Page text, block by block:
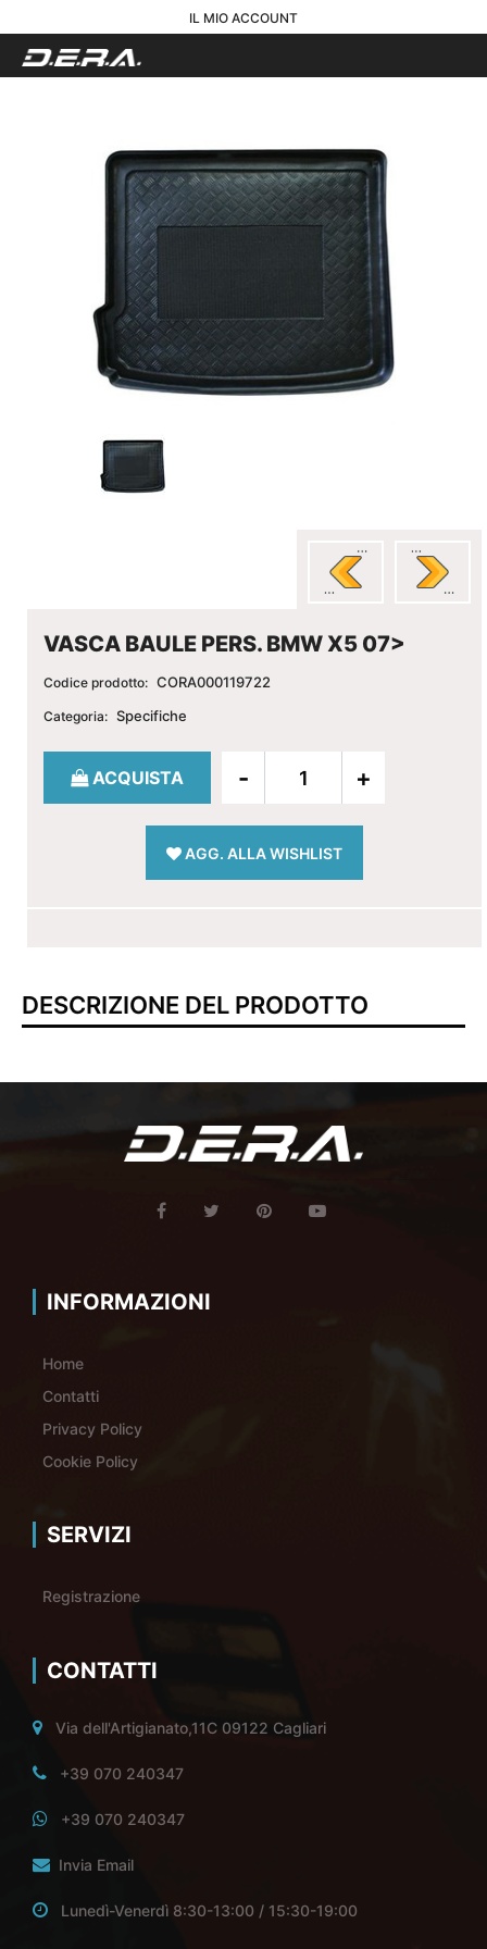
IL MIO ACCOUNT
VASCA BAULE PERS. BMW X5 07>
Codice prodotto: CORA000119722
Categoria: Specifiche
Quantità
ACQUISTA
AGG. ALLA WISHLIST
DESCRIZIONE DEL PRODOTTO
INFORMAZIONI
Home
Contatti
Privacy Policy
Cookie Policy
SERVIZI
Registrazione
CONTATTI
Via dell'Artigianato,11C 09122 Cagliari
+39 070 240347
+39 070 240347
Invia Email
Lunedì-Venerdì 8:30-13:00 / 15:30-19:00